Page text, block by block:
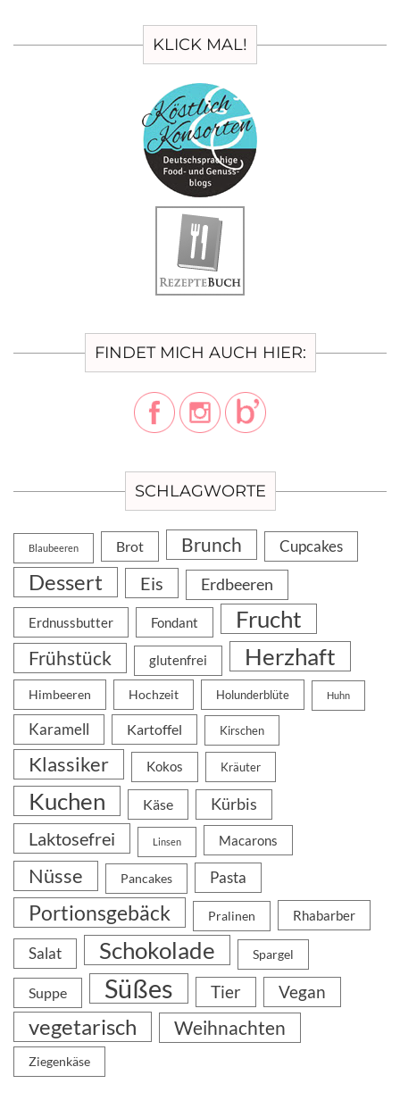
KLICK MAL!
FINDET MICH AUCH HIER:
SCHLAGWORTE
Blaubeeren Brot Brunch Cupcakes
Dessert Eis Erdbeeren
Erdnussbutter Fondant Frucht
Frühstück glutenfrei Herzhaft
Himbeeren Hochzeit Holunderblüte Huhn
Karamell Kartoffel Kirschen
Klassiker Kokos Kräuter
Kuchen Käse Kürbis
Laktosefrei Linsen Macarons
Nüsse Pancakes Pasta
Portionsgebäck Pralinen Rhabarber
Salat Schokolade Spargel
Suppe Süßes Tier Vegan
vegetarisch Weihnachten
Ziegenkäse